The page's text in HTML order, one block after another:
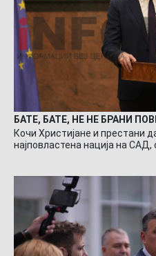
БАТЕ, БАТЕ, НЕ НЕ БРАНИ
Кочи Христијане и престани
најповластена нација на САД,